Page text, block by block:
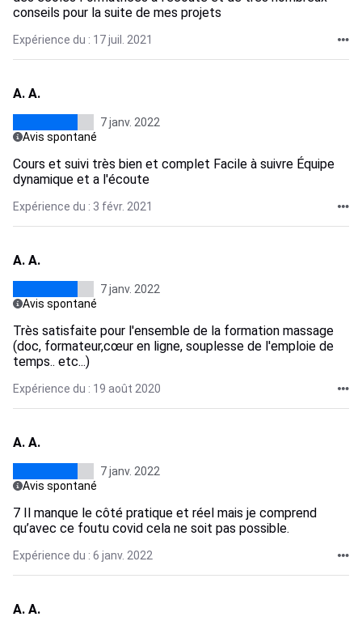
conseils pour la suite de mes projets
Expérience du : 17 juil. 2021
A. A.
7 janv. 2022
Avis spontané
Cours et suivi très bien et complet Facile à suivre Équipe
dynamique et a l'écoute
Expérience du : 3 févr. 2021
A. A.
7 janv. 2022
Avis spontané
Très satisfaite pour l'ensemble de la formation massage
(doc, formateur,cœur en ligne, souplesse de l'emploie de
temps.. etc...)
Expérience du : 19 août 2020
A. A.
7 janv. 2022
Avis spontané
7 Il manque le côté pratique et réel mais je comprend
qu’avec ce foutu covid cela ne soit pas possible.
Expérience du : 6 janv. 2022
A. A.